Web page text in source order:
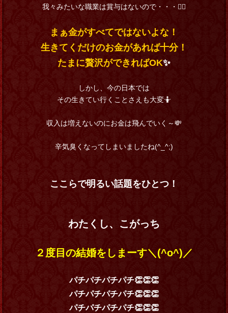
我々みたいな職業は賞与はないので・・・🤦‍♂️
まぁ金がすべてではないよな！
生きてくだけのお金があれば十分！
たまに贅沢ができればOK✨
しかし、今の日本では
その生きてい行くことさえも大変🤷‍
収入は増えないのにお金は飛んでいく～💸
辛気臭くなってしまいましたね(^_^;)
ここらで明るい話題をひとつ！
わたくし、こがっち
２度目の結婚をしまーす＼(^o^)／
パチパチパチパチ👏👏👏
パチパチパチパチ👏👏👏
パチパチパチパチ👏👏👏